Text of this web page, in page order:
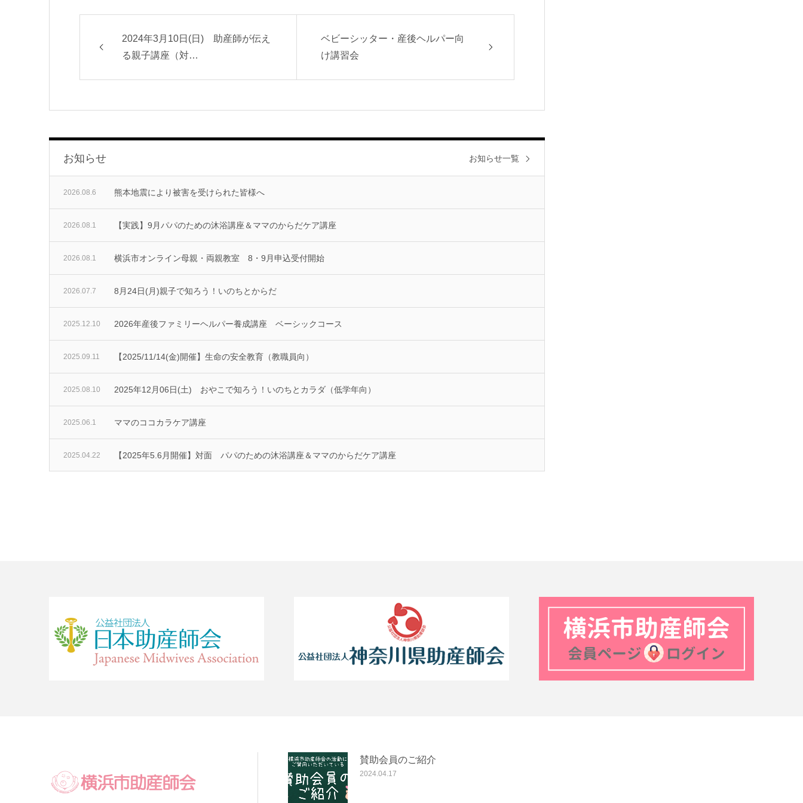
2024年3月10日(日) 助産師が伝え
る親子講座（対…
ベビーシッター・産後ヘルパー向
け講習会
お知らせ
2026.08.6 熊本地震により被害を受けられた皆様へ
2026.08.1 【実践】9月パパのための沐浴講座＆ママのからだケア講座
2026.08.1 横浜市オンライン母親・両親教室 8・9月申込受付開始
2026.07.7 8月24日(月)親子で知ろう！いのちとからだ
2025.12.10 2026年産後ファミリーヘルパー養成講座 ベーシックコース
2025.09.11 【2025/11/14(金)開催】生命の安全教育（教職員向）
2025.08.10 2025年12月06日(土) おやこで知ろう！いのちとカラダ（低学年向）
2025.06.1 ママのココカラケア講座
2025.04.22 【2025年5.6月開催】対面 パパのための沐浴講座＆ママのからだケア講座
お知らせ一覧
賛助会員のご紹介
2024.04.17